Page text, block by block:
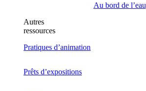
Au bord de l’eau
Autres
ressources
Pratiques d’animation
Prêts d’expositions